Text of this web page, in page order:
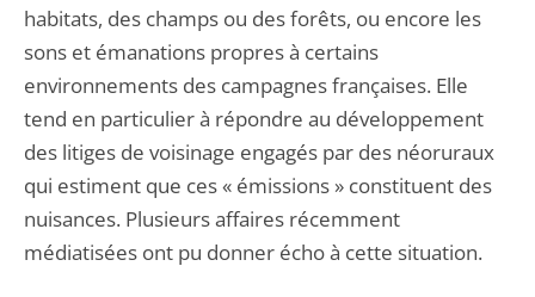
habitats, des champs ou des forêts, ou encore les
sons et émanations propres à certains
environnements des campagnes françaises. Elle
tend en particulier à répondre au développement
des litiges de voisinage engagés par des néoruraux
qui estiment que ces « émissions » constituent des
nuisances. Plusieurs affaires récemment
médiatisées ont pu donner écho à cette situation.